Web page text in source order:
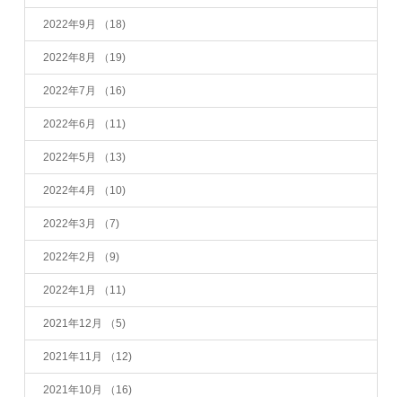
2022年9月 （18)
2022年8月 （19)
2022年7月 （16)
2022年6月 （11)
2022年5月 （13)
2022年4月 （10)
2022年3月 （7)
2022年2月 （9)
2022年1月 （11)
2021年12月 （5)
2021年11月 （12)
2021年10月 （16)